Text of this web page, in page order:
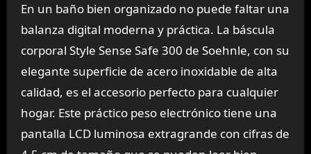
En un baño bien organizado no puede faltar una
balanza digital moderna y práctica. La báscula
corporal Style Sense Safe 300 de Soehnle, con su
elegante superficie de acero inoxidable de alta
calidad, es el accesorio perfecto para cualquier
hogar. Este práctico peso electrónico tiene una
pantalla LCD luminosa extragrande con cifras de